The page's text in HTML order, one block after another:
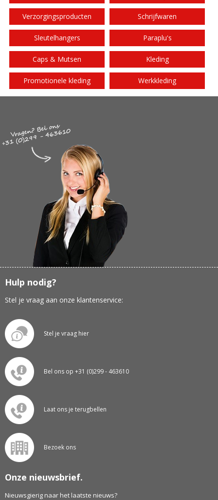
Verzorgingsproducten Schrijfwaren
Sleutelhangers Paraplu's
Caps & Mutsen Kleding
Promotionele kleding Werkkleding
Hulp nodig?
Stel je vraag aan onze klantenservice:
Stel je vraag hier
Bel ons op +31 (0)299 - 463610
Laat ons je terugbellen
Bezoek ons
Onze nieuwsbrief.
Nieuwsgierig naar het laatste nieuws?